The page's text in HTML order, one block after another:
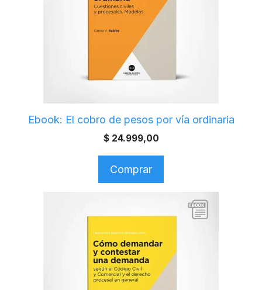
Ebook: El cobro de pesos por vía ordinaria
$24.999,00
Comprar